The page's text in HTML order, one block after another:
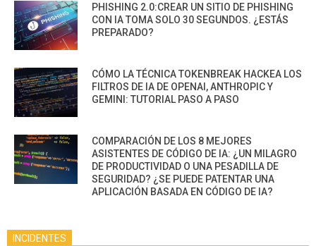
PHISHING 2.0:CREAR UN SITIO DE PHISHING
CON IA TOMA SOLO 30 SEGUNDOS. ¿ESTÁS
PREPARADO?
CÓMO LA TÉCNICA TOKENBREAK HACKEA LOS
FILTROS DE IA DE OPENAI, ANTHROPIC Y
GEMINI: TUTORIAL PASO A PASO
COMPARACIÓN DE LOS 8 MEJORES
ASISTENTES DE CÓDIGO DE IA: ¿UN MILAGRO
DE PRODUCTIVIDAD O UNA PESADILLA DE
SEGURIDAD? ¿SE PUEDE PATENTAR UNA
APLICACIÓN BASADA EN CÓDIGO DE IA?
INCIDENTES